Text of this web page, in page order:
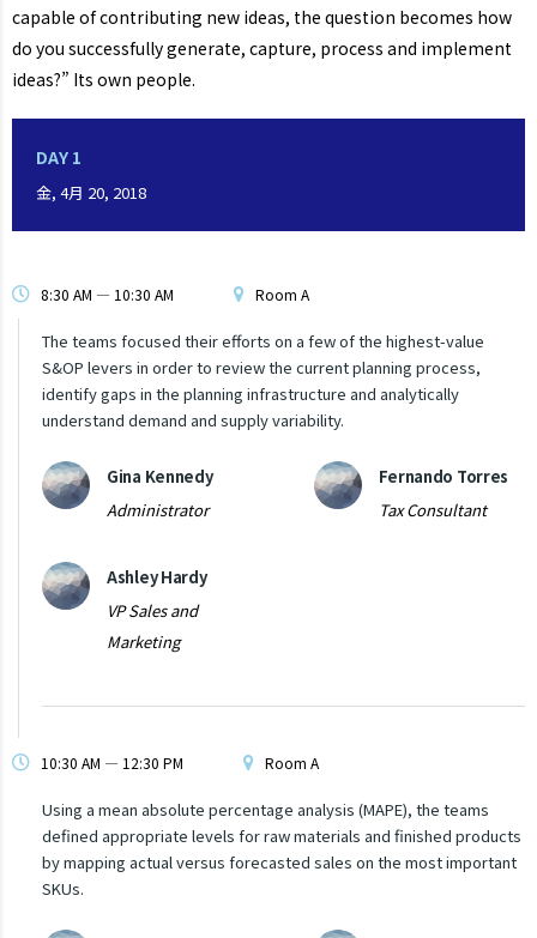
capable of contributing new ideas, the question becomes how
do you successfully generate, capture, process and implement
ideas?” Its own people.
DAY 1
金, 4月 20, 2018
8:30 AM — 10:30 AM Room A
The teams focused their efforts on a few of the highest-value
S&OP levers in order to review the current planning process,
identify gaps in the planning infrastructure and analytically
understand demand and supply variability.
Gina Kennedy
Administrator
Fernando Torres
Tax Consultant
Ashley Hardy
VP Sales and
Marketing
10:30 AM — 12:30 PM Room A
Using a mean absolute percentage analysis (MAPE), the teams
defined appropriate levels for raw materials and finished products
by mapping actual versus forecasted sales on the most important
SKUs.